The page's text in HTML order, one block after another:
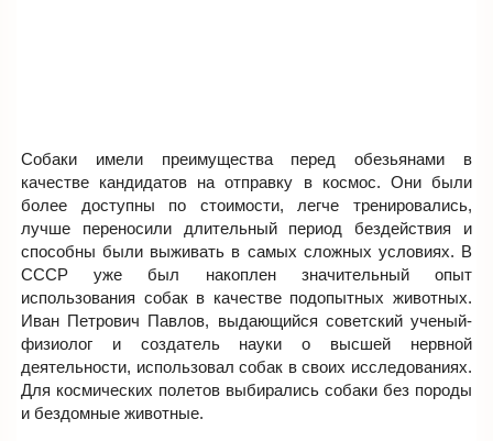
Собаки имели преимущества перед обезьянами в
качестве кандидатов на отправку в космос. Они были
более доступны по стоимости, легче тренировались,
лучше переносили длительный период бездействия и
способны были выживать в самых сложных условиях. В
СССР уже был накоплен значительный опыт
использования собак в качестве подопытных животных.
Иван Петрович Павлов, выдающийся советский ученый-
физиолог и создатель науки о высшей нервной
деятельности, использовал собак в своих исследованиях.
Для космических полетов выбирались собаки без породы
и бездомные животные.